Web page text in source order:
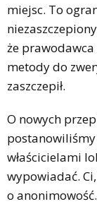
miejsc. To
że
metody do
zaszczepił.
O nowych
właścicielami
wypowiadać.
o